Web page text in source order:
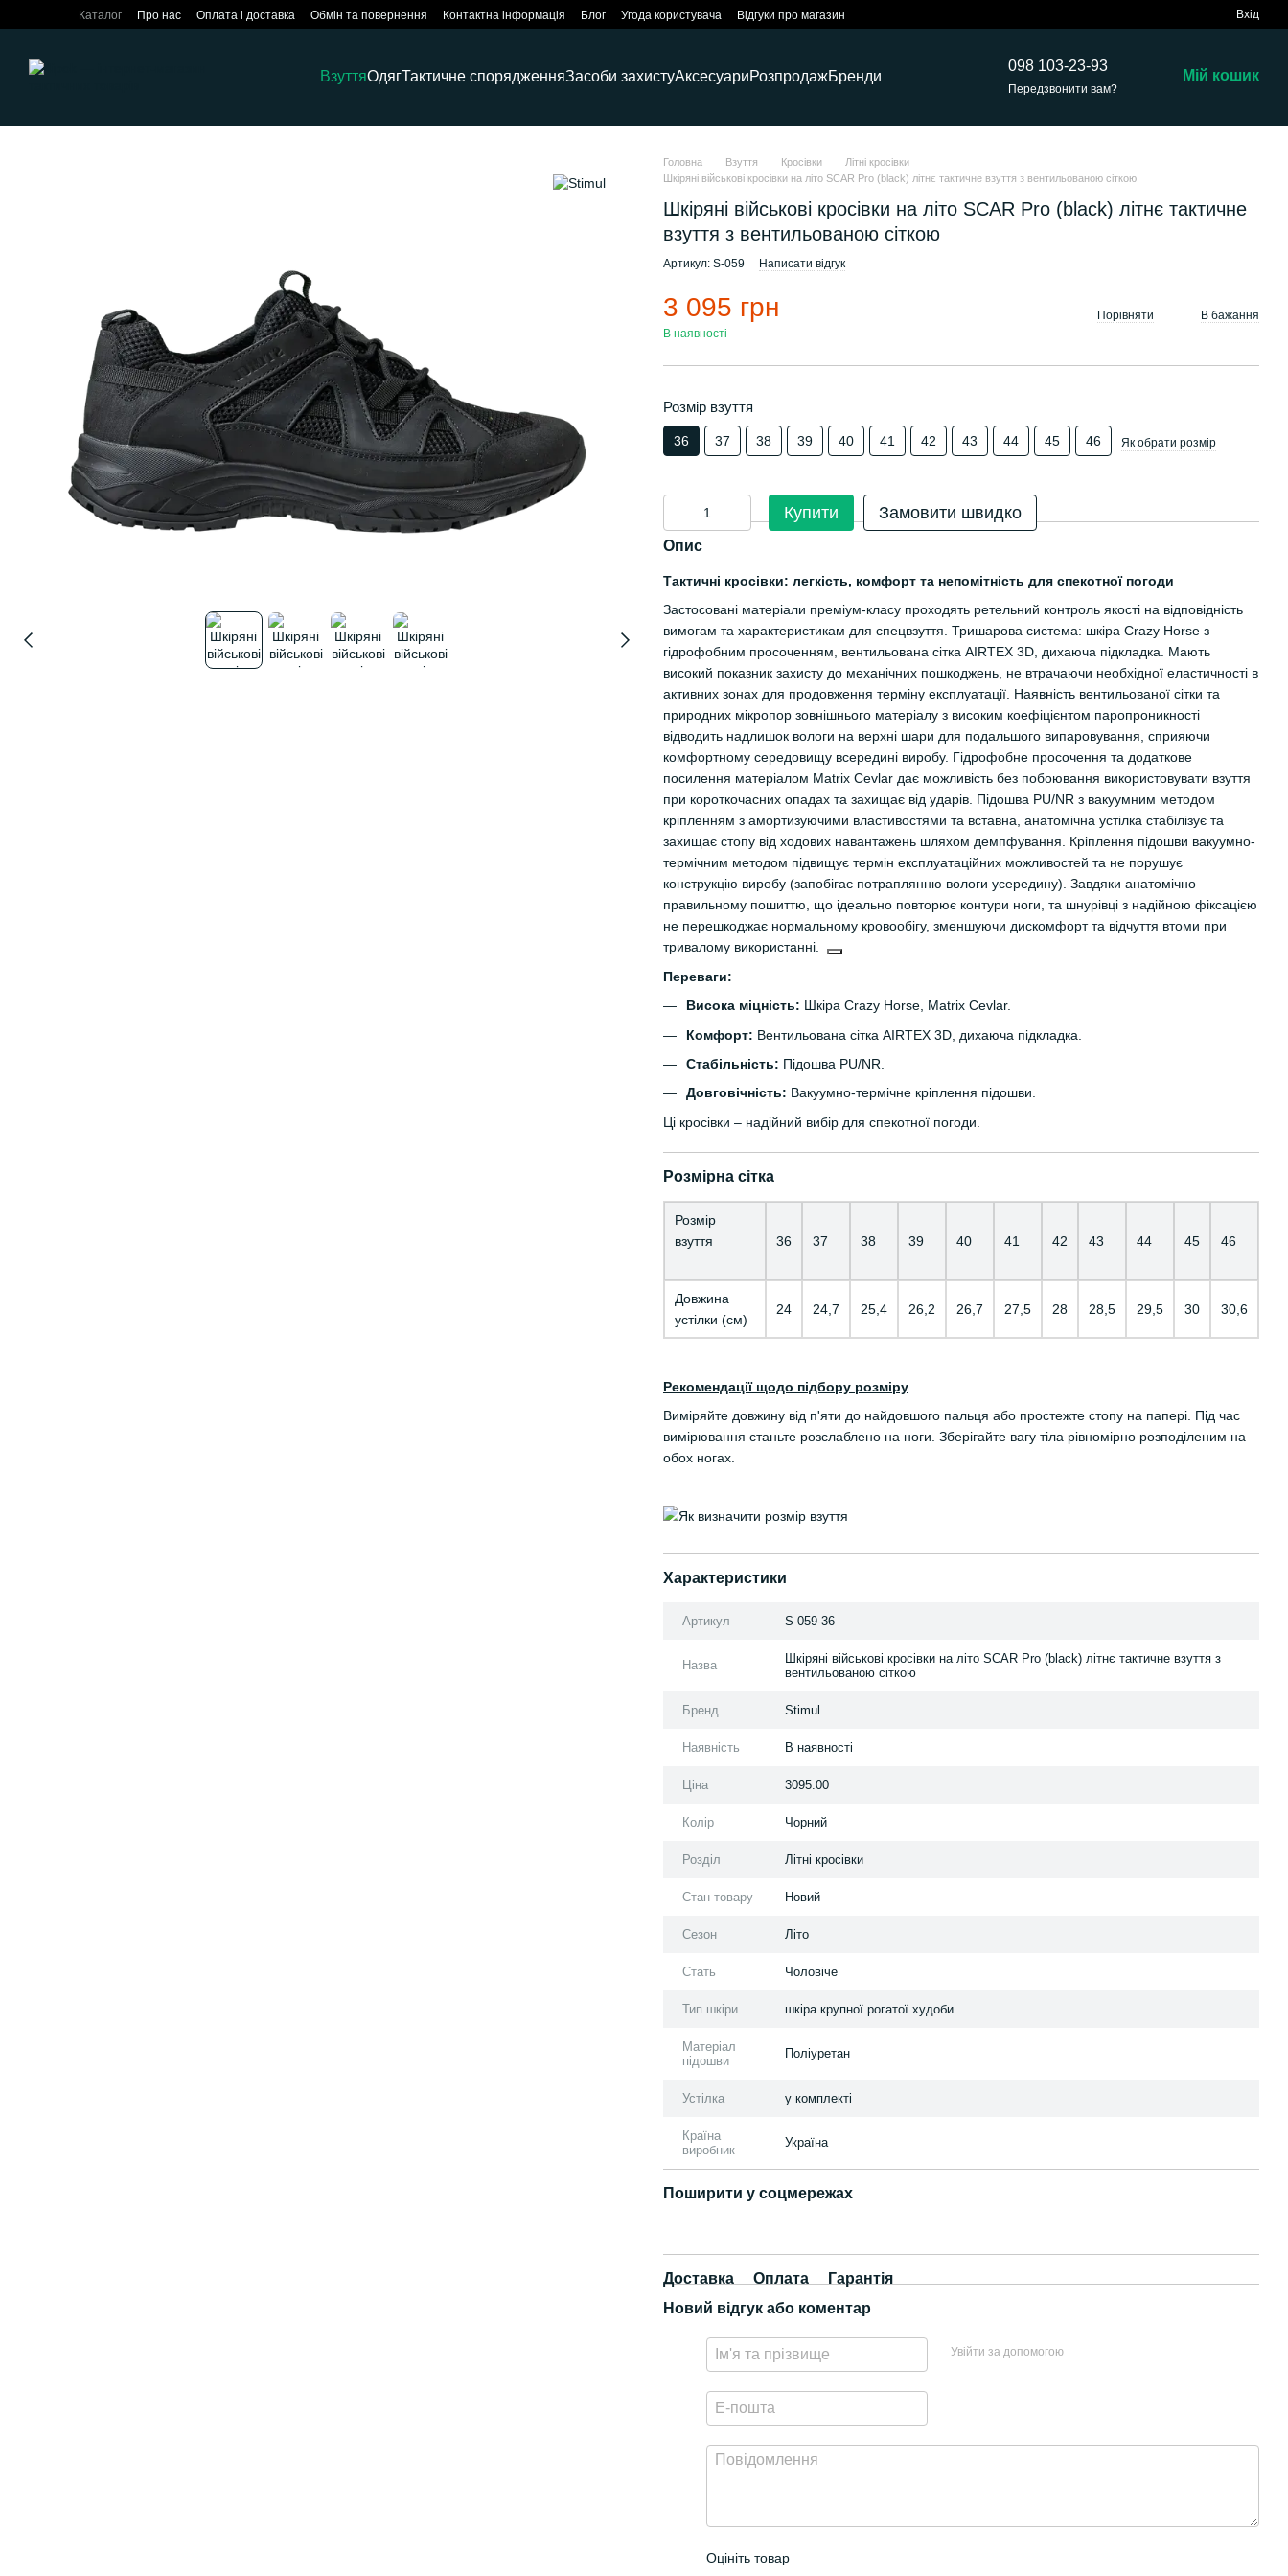
Перейти до основного контенту
Каталог Про нас Оплата і доставка Обмін та повернення Контактна інформація Блог Угода користувача Відгуки про магазин Вхід
ВзуттяОдягТактичне спорядженняЗасоби захистуАксесуариРозпродажБренди
098 103-23-93
Передзвонити вам?
Мій кошик
Головна Взуття Кросівки
Літні кросівки
Шкіряні військові кросівки на літо SCAR Pro (black) літнє тактичне взуття з вентильованою сіткою
Шкіряні військові кросівки на літо SCAR Pro (black) літнє тактичне
взуття з вентильованою сіткою
Артикул: S-059 Написати відгук
3 095 грн
В наявності
Порівняти В бажання
Розмір взуття
36 37 38 39 40 41 42 43 44 45 46 Як обрати розмір
Купити Замовити швидко
Опис
Тактичні кросівки: легкість, комфорт та непомітність для спекотної погоди
Застосовані матеріали преміум-класу проходять ретельний контроль якості на відповідність
вимогам та характеристикам для спецвзуття. Тришарова система: шкіра Crazy Horse з
гідрофобним просоченням, вентильована сітка AIRTEX 3D, дихаюча підкладка. Мають
високий показник захисту до механічних пошкоджень, не втрачаючи необхідної еластичності в
активних зонах для продовження терміну експлуатації. Наявність вентильованої сітки та
природних мікропор зовнішнього матеріалу з високим коефіцієнтом паропроникності
відводить надлишок вологи на верхні шари для подальшого випаровування, сприяючи
комфортному середовищу всередині виробу. Гідрофобне просочення та додаткове
посилення матеріалом Matrix Cevlar дає можливість без побоювання використовувати взуття
при короткочасних опадах та захищає від ударів. Підошва PU/NR з вакуумним методом
кріпленням з амортизуючими властивостями та вставна, анатомічна устілка стабілізує та
захищає стопу від ходових навантажень шляхом демпфування. Кріплення підошви вакуумно-
термічним методом підвищує термін експлуатаційних можливостей та не порушує
конструкцію виробу (запобігає потраплянню вологи усередину). Завдяки анатомічно
правильному пошиттю, що ідеально повторює контури ноги, та шнурівці з надійною фіксацією
не перешкоджає нормальному кровообігу, зменшуючи дискомфорт та відчуття втоми при
тривалому використанні.
Переваги:
Висока міцність: Шкіра Crazy Horse, Matrix Cevlar.
Комфорт: Вентильована сітка AIRTEX 3D, дихаюча підкладка.
Стабільність: Підошва PU/NR.
Довговічність: Вакуумно-термічне кріплення підошви.
Ці кросівки – надійний вибір для спекотної погоди.
Розмірна сітка
Розмір
взуття
36 37 38 39 40 41 42 43 44 45 46
Довжина
устілки (см)
24 24,7 25,4 26,2 26,7 27,5 28 28,5 29,5 30 30,6
Рекомендації щодо підбору розміру
Виміряйте довжину від п'яти до найдовшого пальця або простежте стопу на папері. Під час
вимірювання станьте розслаблено на ноги. Зберігайте вагу тіла рівномірно розподіленим на
обох ногах.
Характеристики
Артикул S-059-36
Назва
Шкіряні військові кросівки на літо SCAR Pro (black) літнє тактичне взуття з
вентильованою сіткою
Бренд Stimul
Наявність В наявності
Ціна 3095.00
Колір Чорний
Розділ Літні кросівки
Стан товару Новий
Сезон Літо
Стать Чоловіче
Тип шкіри шкіра крупної рогатої худоби
Матеріал
підошви
Поліуретан
Устілка у комплекті
Країна
виробник
Україна
Поширити у соцмережах
Доставка Оплата
Гарантія
Новий відгук або коментар
Увійти за допомогою
Оцініть товар